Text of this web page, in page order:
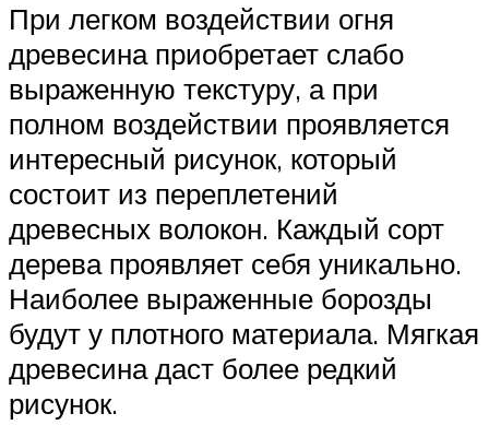
При легком воздействии огня
древесина приобретает слабо
выраженную текстуру, а при
полном воздействии проявляется
интересный рисунок, который
состоит из переплетений
древесных волокон. Каждый сорт
дерева проявляет себя уникально.
Наиболее выраженные борозды
будут у плотного материала. Мягкая
древесина даст более редкий
рисунок.